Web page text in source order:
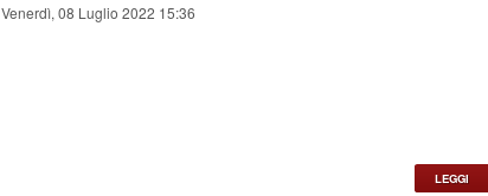
Venerdì, 08 Luglio 2022 15:36
LEGGI